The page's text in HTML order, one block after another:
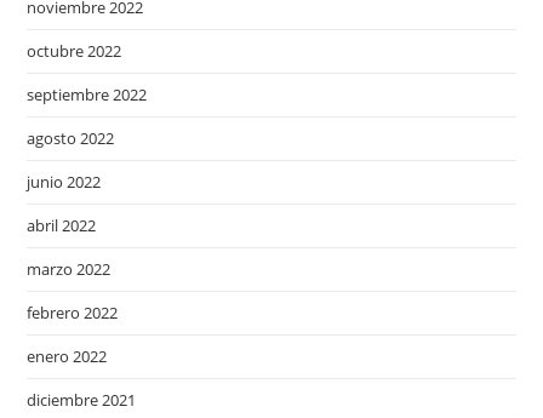
noviembre 2022
octubre 2022
septiembre 2022
agosto 2022
junio 2022
abril 2022
marzo 2022
febrero 2022
enero 2022
diciembre 2021